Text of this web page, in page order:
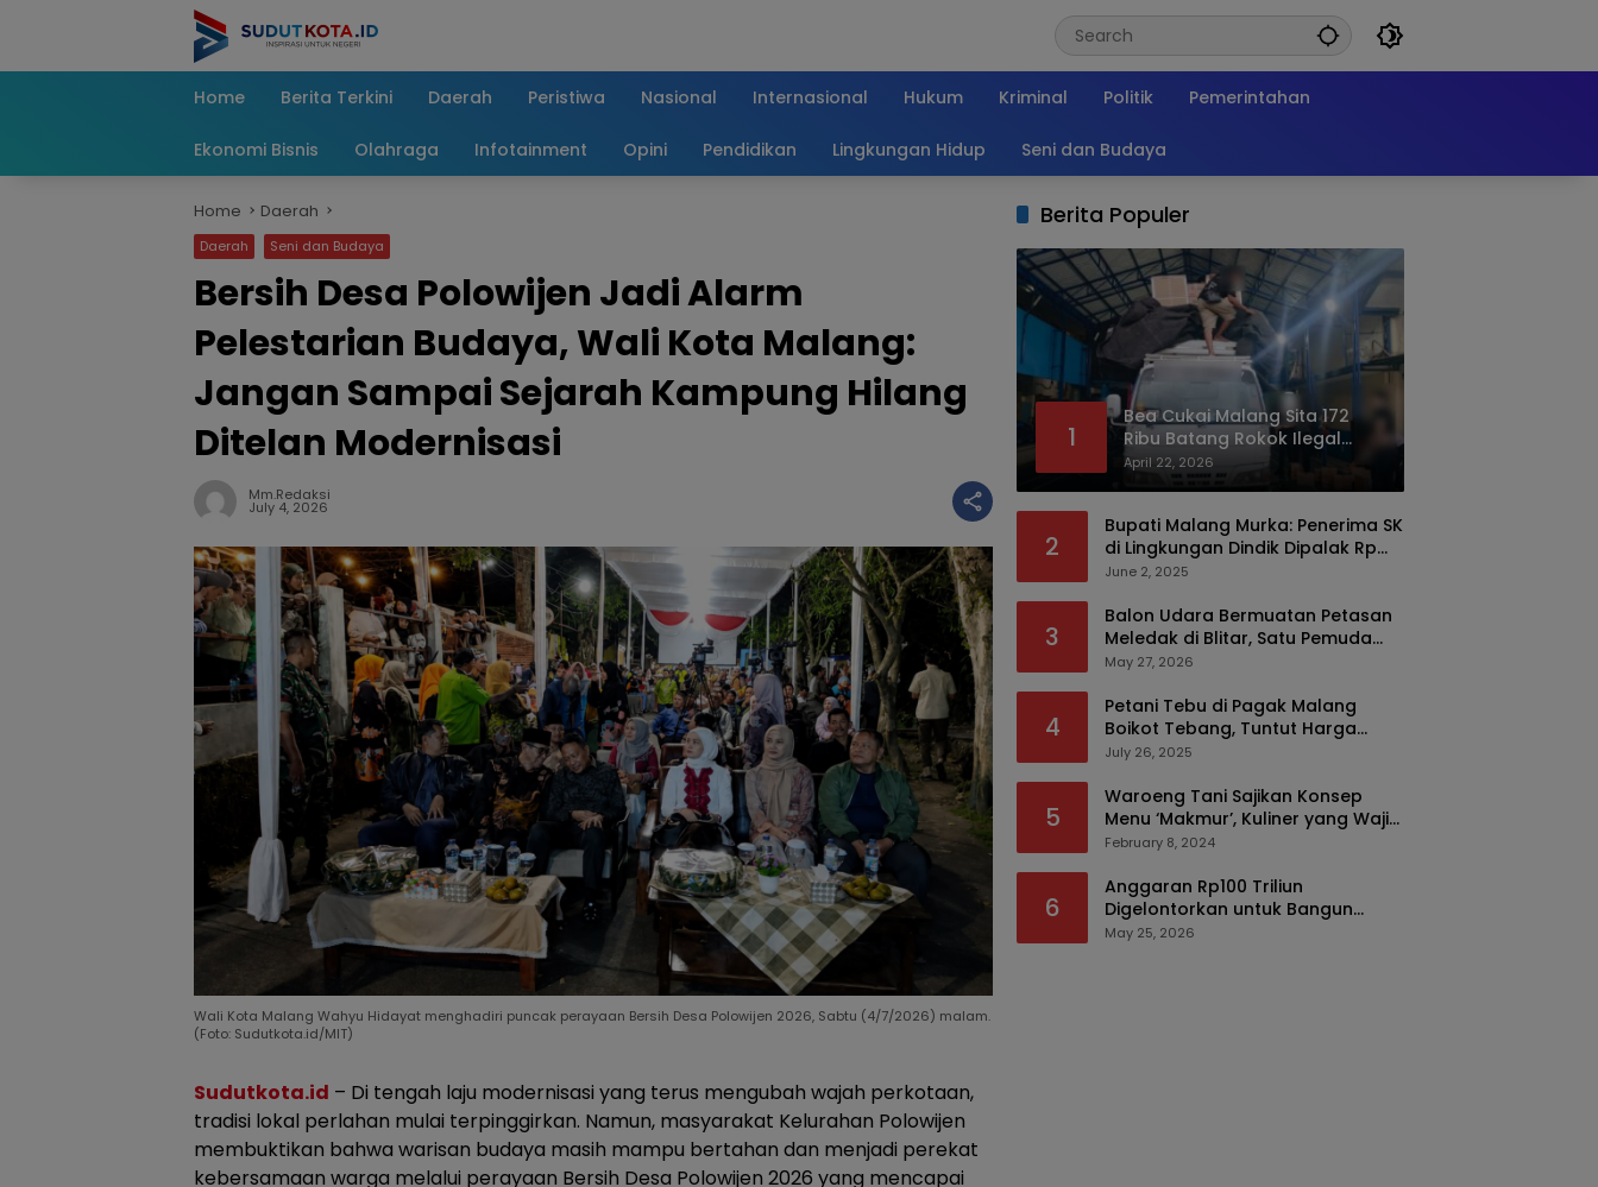
Home
Berita Terkini Daerah Peristiwa Nasional Internasional Hukum Kriminal Politik Pemerintahan
Ekonomi Bisnis Olahraga Infotainment Opini Pendidikan Lingkungan Hidup Seni dan Budaya
Home Daerah
Daerah Seni dan Budaya
Bersih Desa Polowijen Jadi Alarm
Pelestarian Budaya, Wali Kota Malang:
Jangan Sampai Sejarah Kampung Hilang
Ditelan Modernisasi
Mm.redaksi
July 4, 2026
Wali Kota Malang Wahyu Hidayat menghadiri puncak perayaan Bersih Desa Polowijen 2026, Sabtu (4/7/2026) malam.
(Foto: Sudutkota.id/MIT)
Sudutkota.id – Di tengah laju modernisasi yang terus mengubah wajah perkotaan,
tradisi lokal perlahan mulai terpinggirkan. Namun, masyarakat Kelurahan Polowijen
membuktikan bahwa warisan budaya masih mampu bertahan dan menjadi perekat
kebersamaan warga melalui perayaan Bersih Desa Polowijen 2026 yang mencapai
Berita Populer
1
Bea Cukai Malang Sita 172
Ribu Batang Rokok Ilegal
Bermodus Kemasan Sabun
April 22, 2026
2
Bupati Malang Murka: Penerima SK
di Lingkungan Dindik Dipalak Rp
150 Ribu Pakai Modus Tumpengan,
June 2, 2025
3
Balon Udara Bermuatan Petasan
Meledak di Blitar, Satu Pemuda
Tewas dan Dua Anak Luka Serius
May 27, 2026
4
Petani Tebu di Pagak Malang
Boikot Tebang, Tuntut Harga
yang Layak
July 26, 2025
5
Waroeng Tani Sajikan Konsep
Menu ‘Makmur’, Kuliner yang Wajib
Dikunjungi di Malang
February 8, 2024
6
Anggaran Rp100 Triliun
Digelontorkan untuk Bangun
Kembali Sumatra, Hunian Korban
May 25, 2026